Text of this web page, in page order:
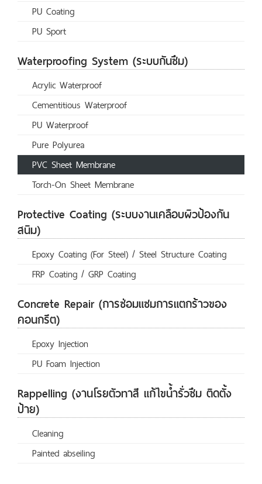
PU Coating
PU Sport
Waterproofing System (ระบบกันซึม)
Acrylic Waterproof
Cementitious Waterproof
PU Waterproof
Pure Polyurea
PVC Sheet Membrane
Torch-On Sheet Membrane
Protective Coating (ระบบงานเคลือบผิวป้องกัน
สนิม)
Epoxy Coating (For Steel) / Steel Structure Coating
FRP Coating / GRP Coating
Concrete Repair (การซ่อมแซมการแตกร้าวของ
คอนกรีต)
Epoxy Injection
PU Foam Injection
Rappelling (งานโรยตัวทาสี แก้ไขน้ำรั่วซึม ติดตั้ง
ป้าย)
Cleaning
Painted abseiling